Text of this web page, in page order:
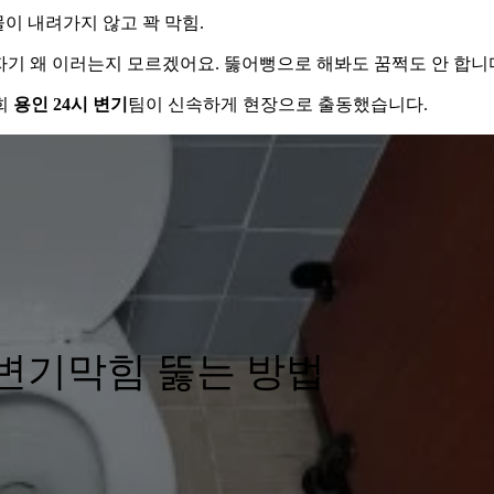
내려가지 않고 꽉 막힘.
왜 이러는지 모르겠어요. 뚫어뻥으로 해봐도 꿈쩍도 안 합니
용인 24시 변기 팀이 신속하게 현장으로 출동했습니다.
기막힘 뚫는 방법